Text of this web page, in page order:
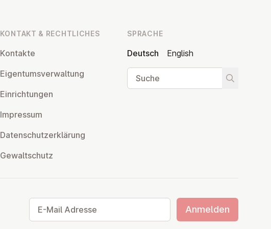
KONTAKT & RECHT­LI­CHES
Kontakte
Ei­gen­tums­ver­wal­tung
Ein­rich­tun­gen
Impressum
Da­ten­schutz­er­klä­rung
Ge­walt­schutz
SPRACHE
Deutsch
English
Suche
Suche
Anmelden